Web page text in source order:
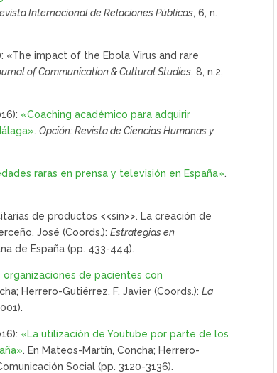
Internacional de Relaciones Públicas, 6, n.
«The impact of the Ebola Virus and rare
of Communication & Cultural Studies, 8, n.2,
«Coaching académico para adquirir
.Opción: Revista de Ciencias Humanas y
raras en prensa y televisión en España».
de productos <<sin>>. La creación de
José (Coords.):Estrategias en
de España (pp. 433-444).
organizaciones de pacientes con
Herrero-Gutiérrez, F. Javier (Coords.):La
«La utilización de Youtube por parte de los
. En Mateos-Martín, Concha; Herrero-
Social (pp. 3120-3136).